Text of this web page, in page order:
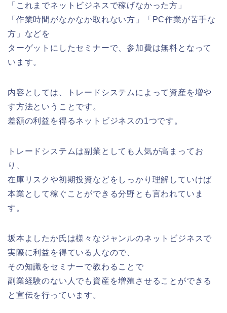
「これまでネットビジネスで稼げなかった方」
「作業時間がなかなか取れない方」「PC作業が苦手な
方」などを
ターゲットにしたセミナーで、参加費は無料となって
います。
内容としては、トレードシステムによって資産を増や
す方法ということです。
差額の利益を得るネットビジネスの1つです。
トレードシステムは副業としても人気が高まってお
り、
在庫リスクや初期投資などをしっかり理解していけば
本業として稼ぐことができる分野とも言われていま
す。
坂本よしたか氏は様々なジャンルのネットビジネスで
実際に利益を得ている人なので、
その知識をセミナーで教わることで
副業経験のない人でも資産を増殖させることができる
と宣伝を行っています。